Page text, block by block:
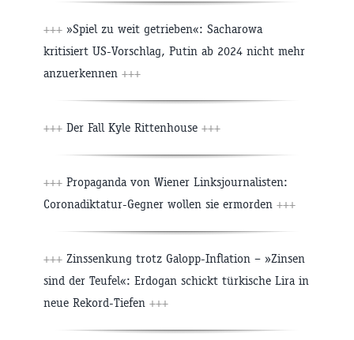
+++ »Spiel zu weit getrieben«: Sacharowa
kritisiert US-Vorschlag, Putin ab 2024 nicht mehr
anzuerkennen +++
+++ Der Fall Kyle Rittenhouse +++
+++ Propaganda von Wiener Linksjournalisten:
Coronadiktatur-Gegner wollen sie ermorden +++
+++ Zinssenkung trotz Galopp-Inflation – »Zinsen
sind der Teufel«: Erdogan schickt türkische Lira in
neue Rekord-Tiefen +++